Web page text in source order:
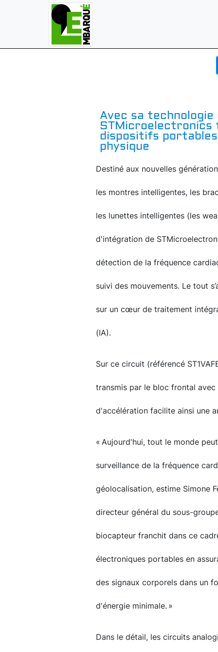
Avec sa
STMicroelectronics
dispositifs
physique
Destiné aux nouvelles
les montres intelligentes, les
les lunettes intelligentes (les
d'intégration de
détection de la fréquence
suivi des mouvements. Le tout
sur un cœur de traitement
(IA).
Sur ce circuit (référencé
transmis par le bloc frontal
d'accélération facilite ainsi une
« Aujourd'hui, tout le monde
surveillance de la fréquence
géolocalisation, estime Simone
directeur général du sous-
biocapteur franchit dans ce
électroniques portables en
des signaux corporels dans un
d'énergie minimale. »
Dans le détail, les circuits